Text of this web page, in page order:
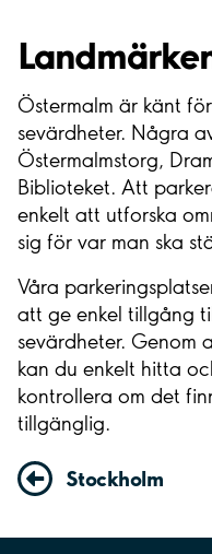
Östermalm är känt
sevärdheter. Några
Östermalmstorg,
Biblioteket. Att
enkelt att utforska
sig för var man ska
Våra
att ge enkel tillgång
sevärdheter. Genom
kan du enkelt hitta
kontrollera om det
tillgänglig.
Stockholm